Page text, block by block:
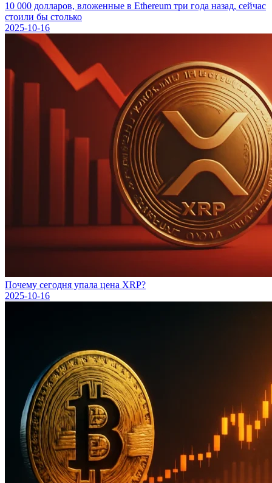
10 000 долларов, вложенные в Ethereum три года назад, сейчас
стоили бы столько
2025-10-16
Почему сегодня упала цена XRP?
2025-10-16